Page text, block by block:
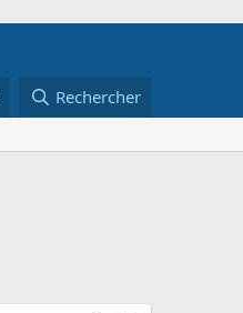
Rechercher